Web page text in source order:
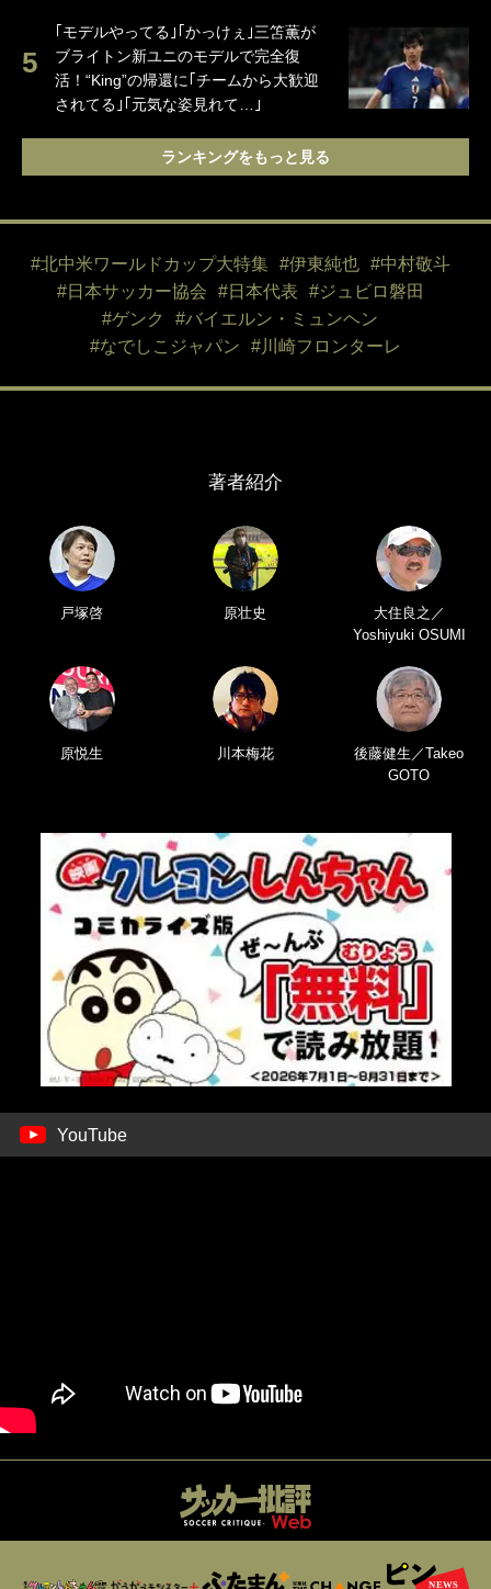
｢モデルやってる｣｢かっけぇ｣三笘薫が
ブライトン新ユニのモデルで完全復
活！“King”の帰還に｢チームから大歓迎
されてる｣｢元気な姿見れて…｣
ランキングをもっと見る
#北中米ワールドカップ大特集 #伊東純也
#中村敬斗
#日本サッカー協会
#日本代表
#ジュビロ磐田
#ゲンク
#バイエルン・ミュンヘン
#なでしこジャパン
#川崎フロンターレ
著者紹介
戸塚啓 原壮史
大住良之／
Yoshiyuki OSUMI
原悦生 川本梅花
後藤健生／Takeo
GOTO
YouTube